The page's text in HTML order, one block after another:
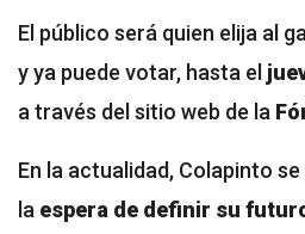
El público será quien elija al
y ya puede votar, hasta el
a través del sitio web de la
En la actualidad, Colapinto
la espera de definir su